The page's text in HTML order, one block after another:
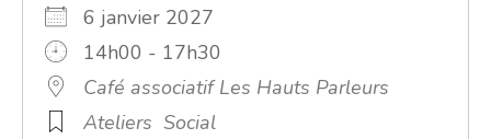
6 janvier 2027
14h00 - 17h30
Café associatif Les Hauts Parleurs
Ateliers Social